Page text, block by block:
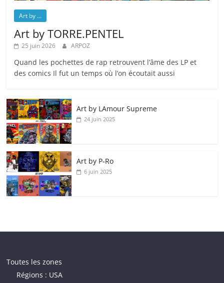
Art by ...
Art by TORRE.PENTEL
25 juin 2026 ARPOZ
Quand les pochettes de rap retrouvent l’âme des LP et
des comics Il fut un temps où l’on écoutait aussi
Art by LAmour Supreme
24 juin 2025
Art by P‑Ro
6 juin 2025
Toutes les zones
Régions : USA